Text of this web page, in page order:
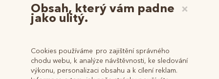
450/8 v katastrálním území Újezd nad Rokytnou s celkovou
výměrou 966 m . Pozemek se nachází v zastavitelném území a
v jeho okolí již rodinné domy jsou, případně se staví. Pozemek je
prostřednictvím e-mailuinfo@ceska-puda.cz, případně
telefonicky na 605-366-627.
×
Obsah, který vám padne
jako ulitý.
Cookies používáme pro zajištění správného
chodu webu, k analýze návštěvnosti, ke sledování
výkonu, personalizaci obsahu a k cílení reklam.